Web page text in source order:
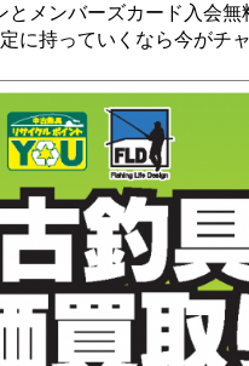
とメンバーズカード入会無
に持っていくなら今がチ